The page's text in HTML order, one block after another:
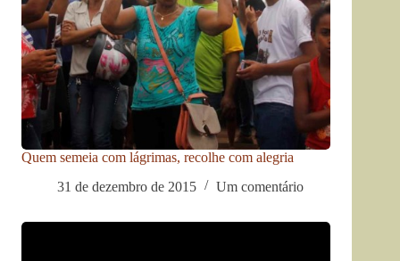
Quem semeia com lágrimas, recolhe com alegria
31 de dezembro de 2015
Um comentário